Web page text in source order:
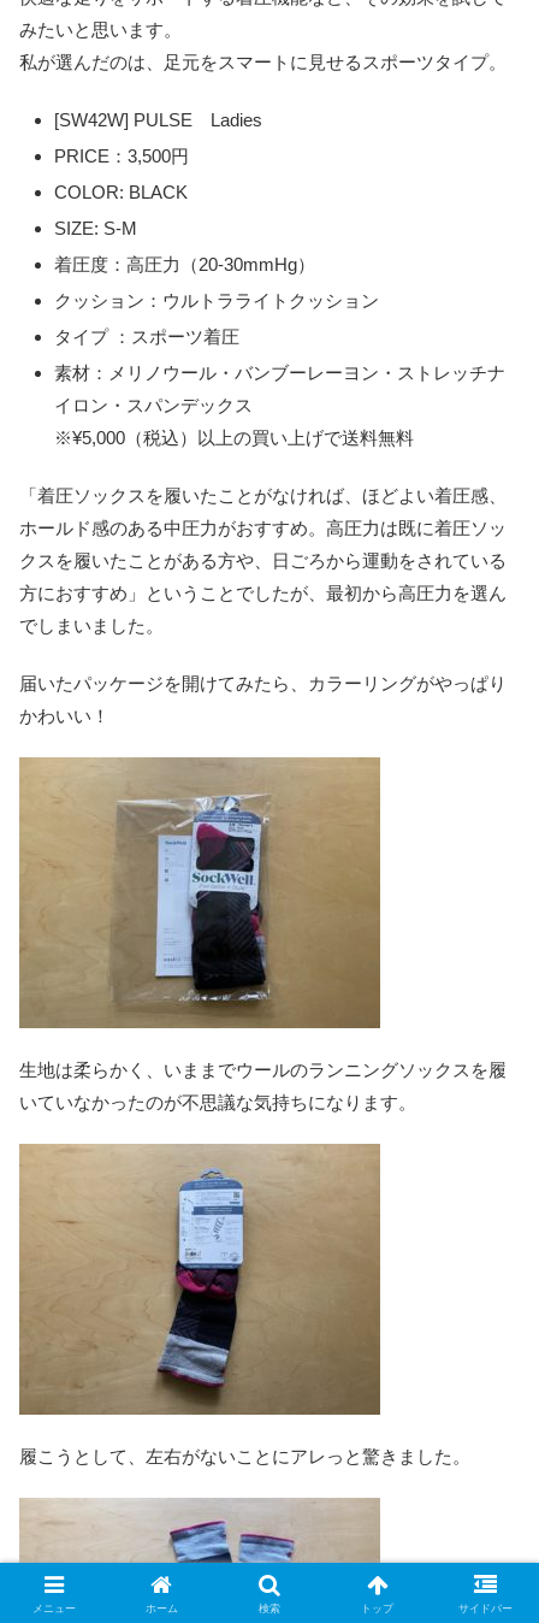
みたいと思います。
私が選んだのは、足元をスマートに見せるスポーツタイプ。
[SW42W] PULSE Ladies
PRICE：3,500円
COLOR: BLACK
SIZE: S-M
着圧度：高圧力（20-30mmHg）
クッション：ウルトラライトクッション
タイプ ：スポーツ着圧
素材：メリノウール・バンブーレーヨン・ストレッチナ
イロン・スパンデックス
※¥5,000（税込）以上の買い上げで送料無料
「着圧ソックスを履いたことがなければ、ほどよい着圧感、
ホールド感のある中圧力がおすすめ。高圧力は既に着圧ソッ
クスを履いたことがある方や、日ごろから運動をされている
方におすすめ」ということでしたが、最初から高圧力を選ん
でしまいました。
届いたパッケージを開けてみたら、カラーリングがやっぱり
かわいい！
生地は柔らかく、いままでウールのランニングソックスを履
いていなかったのが不思議な気持ちになります。
履こうとして、左右がないことにアレっと驚きました。
メニュー ホーム 検索 トップ サイドバー